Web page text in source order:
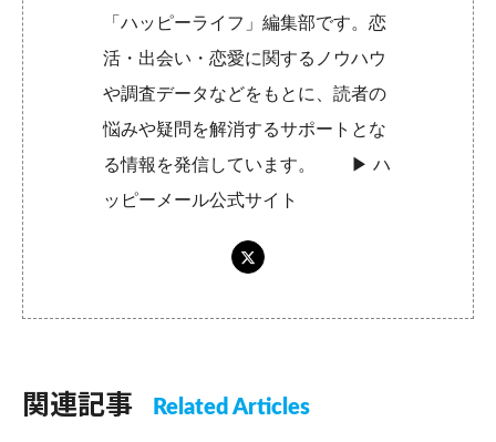
「ハッピーライフ」編集部です。恋
活・出会い・恋愛に関するノウハウ
や調査データなどをもとに、読者の
悩みや疑問を解消するサポートとな
る情報を発信しています。 ▶︎ハ
ッピーメール公式サイト
関連記事 Related Articles